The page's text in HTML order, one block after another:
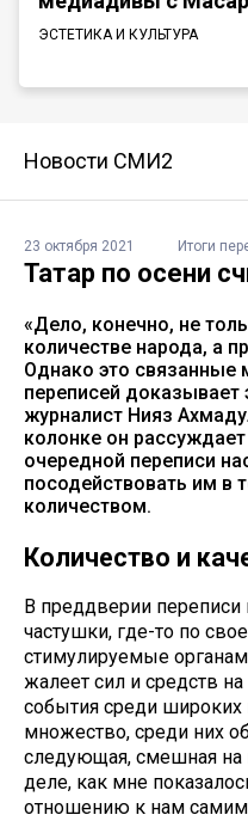
ЭСТЕТИКА И КУЛЬТУРА
Новости СМИ2
23 октября 2021 Итоги
Татар по осени
«Дело, конечно, не
количестве народа, а
Однако это связанные
переписей доказывает
журналист Нияз
колонке он
очередной переписи
посодействовать им в
количеством.
Количество и
В преддверии
частушки, где-то по
стимулируемые
жалеет сил и средств
события среди широких
множество, среди них
следующая, смешная на
деле, как мне
отношению к нам